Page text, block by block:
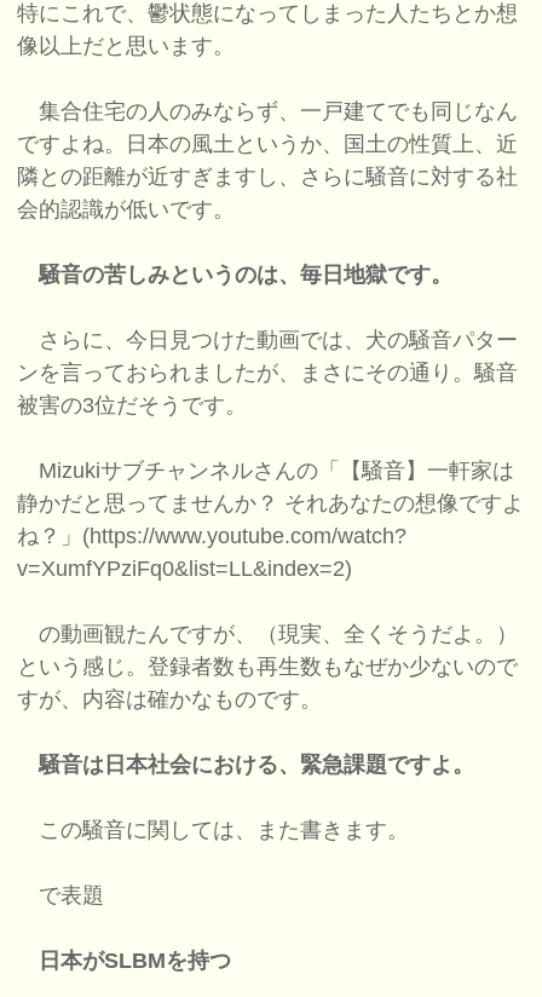
特にこれで、鬱状態になってしまった人たちとか想
像以上だと思います。
集合住宅の人のみならず、一戸建てでも同じなん
ですよね。日本の風土というか、国土の性質上、近
隣との距離が近すぎますし、さらに騒音に対する社
会的認識が低いです。
騒音の苦しみというのは、毎日地獄です。
さらに、今日見つけた動画では、犬の騒音パター
ンを言っておられましたが、まさにその通り。騒音
被害の3位だそうです。
Mizukiサブチャンネルさんの「【騒音】一軒家は
静かだと思ってませんか？ それあなたの想像ですよ
ね？」(https://www.youtube.com/watch?
v=XumfYPziFq0&list=LL&index=2)
の動画観たんですが、（現実、全くそうだよ。）
という感じ。登録者数も再生数もなぜか少ないので
すが、内容は確かなものです。
騒音は日本社会における、緊急課題ですよ。
この騒音に関しては、また書きます。
で表題
日本がSLBMを持つ